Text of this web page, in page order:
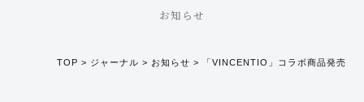
お知らせ
TOP > ジャーナル > お知らせ > 「VINCENTIO」コラボ商品発売